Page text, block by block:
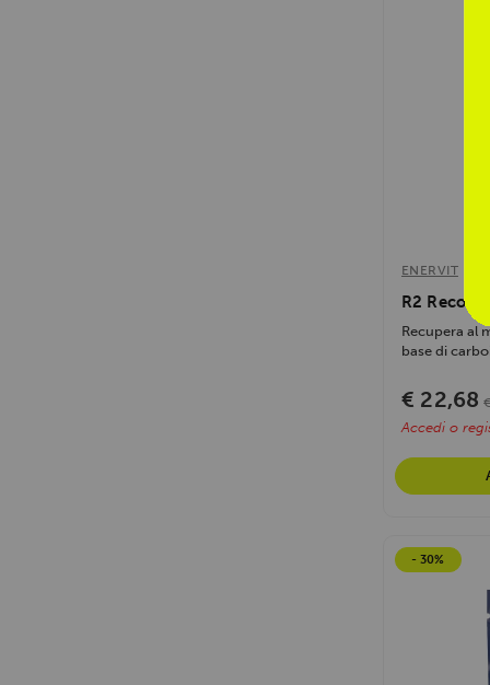
ENERVIT
R2
Recupera al
base di
€ 22,68
Accedi o
- 30%